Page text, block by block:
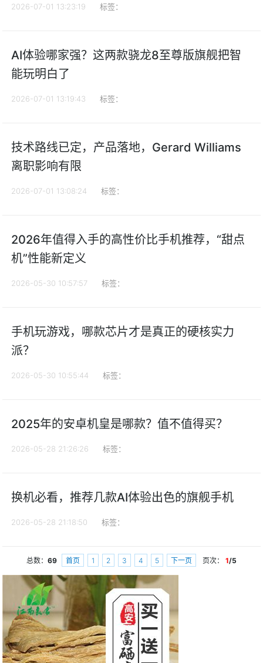
2026-07-01 13:23:19 标签：
AI体验哪家强？这两款骁龙8至尊版旗舰把智
能玩明白了
2026-07-01 13:19:43 标签：
技术路线已定，产品落地，Gerard Williams
离职影响有限
2026-07-01 13:08:24 标签：
2026年值得入手的高性价比手机推荐，“甜点
机”性能新定义
2026-05-30 10:57:57 标签：
手机玩游戏，哪款芯片才是真正的硬核实力
派？
2026-05-30 10:55:44 标签：
2025年的安卓机皇是哪款？值不值得买？
2026-05-28 21:26:26 标签：
换机必看，推荐几款AI体验出色的旗舰手机
2026-05-28 21:18:50 标签：
总数： 69 首页 1 2 3 4 5 下一页 页次： 1/5